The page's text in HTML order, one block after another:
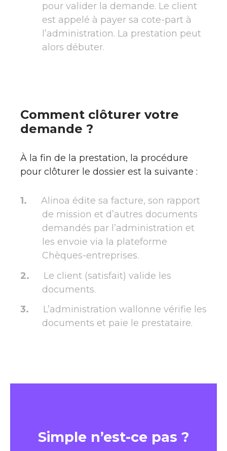
pour valider la demande. Le client
est appelé à payer sa cote-part à
l’administration. La prestation peut
alors débuter.
Comment clôturer votre
demande ?
À la fin de la prestation, la procédure
pour clôturer le dossier est la suivante :
Alinoa édite sa facture, son rapport
de mission et d’autres documents
demandés par l’administration et
les envoie via la plateforme
Chèques-entreprises.
Le client (satisfait) valide les
documents.
L’administration wallonne vérifie les
documents et paie le prestataire.
Simple n’est-ce pas ?